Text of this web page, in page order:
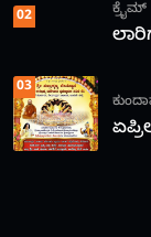
02 ಕ್ರೈಮ್
03